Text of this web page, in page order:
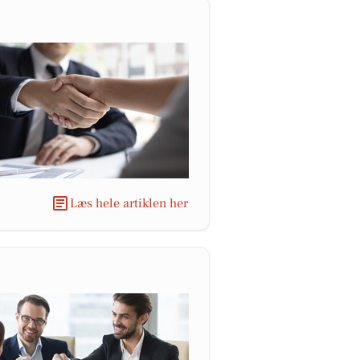
Læs hele artiklen her